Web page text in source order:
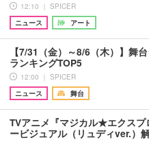
12:10 ｜ SPICER
ニュース
アート
【7/31（金）～8/6（木）】舞
ランキングTOP5
12:00 ｜ SPICER
ニュース
舞台
TVアニメ『マジカル★エクスプ
ービジュアル（リュディver.）